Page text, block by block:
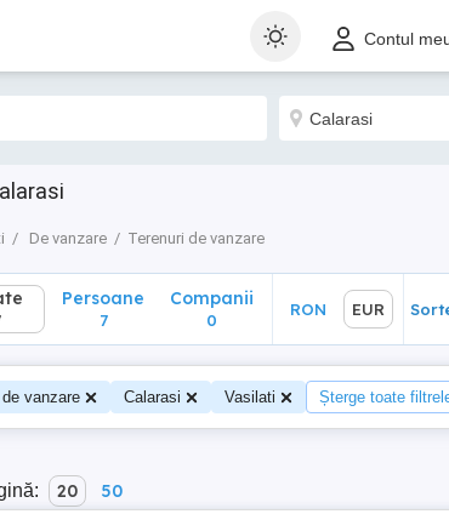
Contul
De vanzare Terenuri de vanzare
RON EUR
Persoane
7
Companii
0
RON EUR
vanzare Calarasi Vasilati Șterge toate
20 50